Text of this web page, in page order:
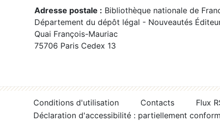
Adresse postale : Bibliothèque nationale de
Département du dépôt légal - Nouveautés
Quai François-Mauriac
75706 Paris Cedex 13
Conditions d'utilisation Contacts
Flux
Déclaration d'accessibilité : partiellement